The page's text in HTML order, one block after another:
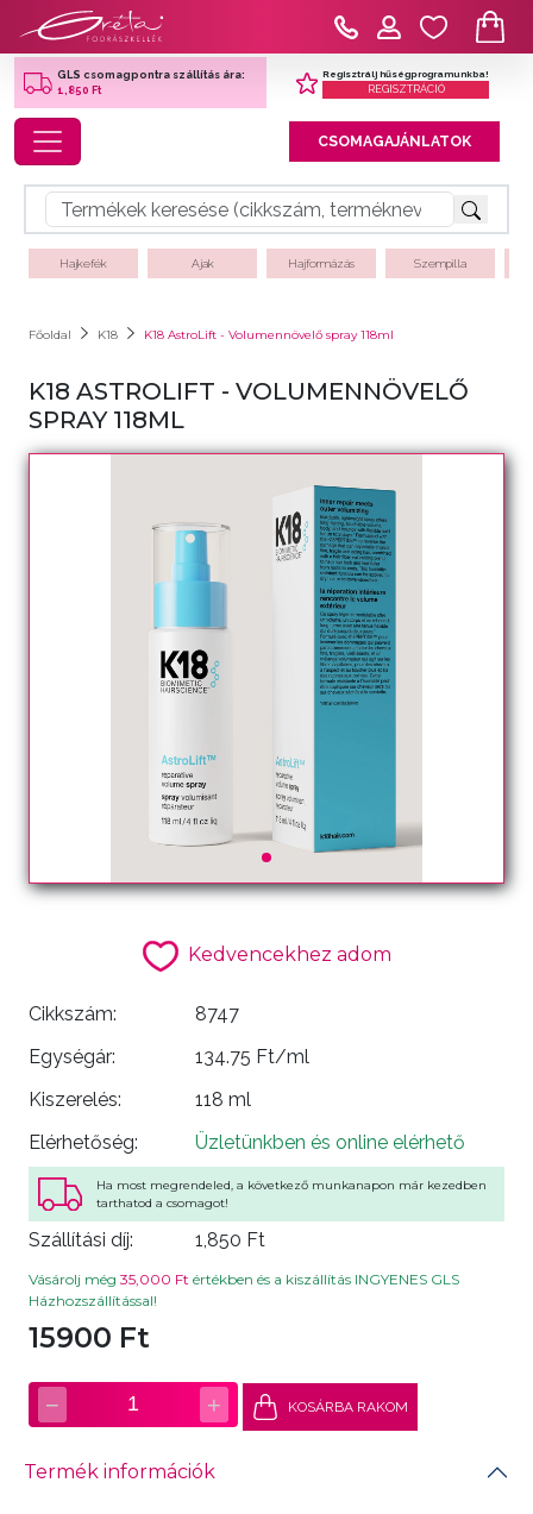
GLS csomagpontra szállítás ára:
1,850 Ft
Regisztrálj hűségprogramunkba!
REGISZTRÁCIÓ
Toggle navigation CSOMAGAJÁNLATOK
Hajkefék Ajak Hajformázás Szempilla
Főoldal K18 K18 AstroLift - Volumennövelő spray 118ml
K18 ASTROLIFT - VOLUMENNÖVELŐ
SPRAY 118ML
Kedvencekhez adom
Cikkszám:
8747
Egységár:
134.75 Ft/ml
Kiszerelés:
118 ml
Elérhetőség:
Üzletünkben és online elérhető
Ha most megrendeled, a következő munkanapon már kezedben
tarthatod a csomagot!
Szállítási díj: 1,850 Ft
Vásárolj még 35,000 Ft értékben és a kiszállítás INGYENES GLS
Házhozszállítással!
15900 Ft
− 1 + KOSÁRBA RAKOM
Termék információk